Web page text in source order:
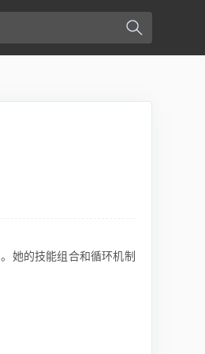
她的技能组合和循环机制